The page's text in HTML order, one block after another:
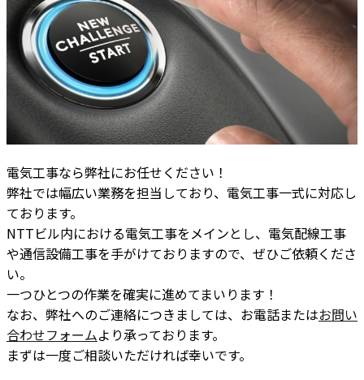
電気工事なら弊社にお任せください！
弊社では幅広い業務を担当しており、電気工事一式に対応し
ております。
NTTビル内における電気工事をメインとし、電気配線工事
や通信設備工事を手がけておりますので、ぜひご依頼くださ
い。
一つひとつの作業を確実に進めてまいります！
なお、弊社へのご連絡につきましては、お電話またはお問い
合わせフォームより承っております。
まずは一度ご相談いただければ幸いです。